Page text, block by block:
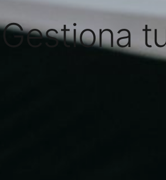
Gestiona